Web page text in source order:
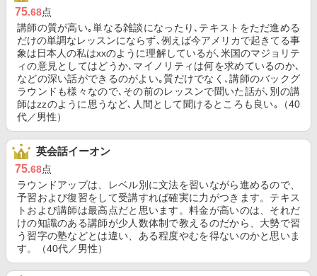
75.68点
講師の質が高い｡単なる雑談になったり､テキストをただ進める
だけの単調なレッスンにならず､例えば今アメリカで起きてる事
象は日本人の私はxxのように理解しているが､米国のマジョリテ
ィの意見としてはどうか､マイノリティは何を求めているのか､
などの深い話ができるのがよい｡質だけでなく､講師のバックグ
ラウンドも様々なので､その前のレッスンで聞いた話が､別の講
師はzzのように思うなど､人間として聞けるところも良い｡（40
代／男性）
英会話イーオン
75.68点
ラウンドアップは、レベル別に文法を習いながら進めるので、
予習および復習をして受講すれば確実に力がつきます。テキス
トおよび講師は最高点だと思います。料金が高いのは、それだ
けの知識のある講師が少人数体制で教えるのだから、大勢で習
う習字の塾などとは違い、ある程度やむを得ないのかと思いま
す。（40代／男性）